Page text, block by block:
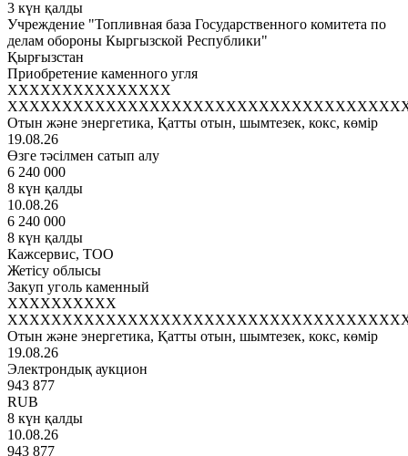
3 күн қалды
Учреждение "Топливная база Государственного комитета по
делам обороны Кыргызской Республики"
Қырғызстан
Приобретение каменного угля
XXXXXXXXXXXXXXX
Отын және энергетика, Қатты отын, шымтезек, кокс, көмір
19.08.26
Өзге тәсілмен сатып алу
6 240 000
8 күн қалды
10.08.26
6 240 000
8 күн қалды
Кажсервис, ТОО
Жетісу облысы
Закуп уголь каменный
XXXXXXXXXX
Отын және энергетика, Қатты отын, шымтезек, кокс, көмір
19.08.26
Электрондық аукцион
943 877
RUB
8 күн қалды
10.08.26
943 877